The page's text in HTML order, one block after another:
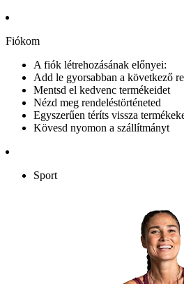
Fiókom
A fiók létrehozásának előnyei:
Add le gyorsabban a következő
Mentsd el kedvenc termékeidet
Nézd meg rendeléstörténeted
Egyszerűen téríts vissza
Kövesd nyomon a szállítmányt
Sport